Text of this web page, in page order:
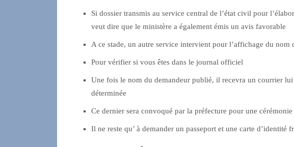
Si dossier transmis au service central de l’état civil pour
veut dire que le ministère a également émis un avis favorable
A ce stade, un autre service intervient pour l’affichage du
Pour vérifier si vous êtes dans le journal officiel
Une fois le nom du demandeur publié, il recevra un courrier
déterminée
Ce dernier sera convoqué par la préfecture pour une
Il ne reste qu’ à demander un passeport et une carte d’identité